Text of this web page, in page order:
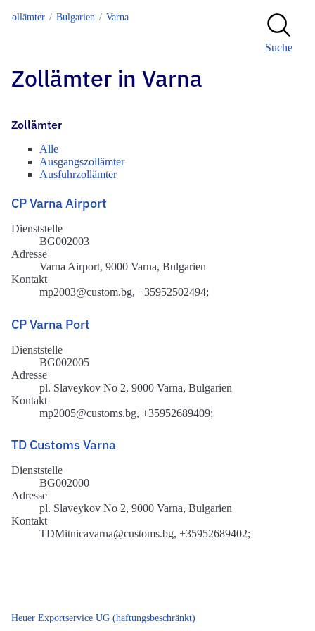
Zollämter Bulgarien Varna
Suche
Zollämter in Varna
Zollämter
Alle
Ausgangszollämter
Ausfuhrzollämter
CP Varna Airport
Dienststelle
BG002003
Adresse
Varna Airport, 9000 Varna, Bulgarien
Kontakt
mp2003@custom.bg, +35952502494;
CP Varna Port
Dienststelle
BG002005
Adresse
pl. Slaveykov No 2, 9000 Varna, Bulgarien
Kontakt
mp2005@customs.bg, +35952689409;
TD Customs Varna
Dienststelle
BG002000
Adresse
pl. Slaveykov No 2, 9000 Varna, Bulgarien
Kontakt
TDMitnicavarna@customs.bg, +35952689402;
Heuer Exportservice UG (haftungsbeschränkt)